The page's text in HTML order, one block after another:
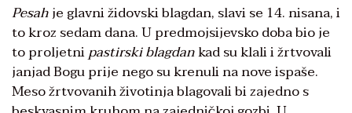
Pesahje glavni židovski blagdan, slavi se 14. nisana, i
to kroz sedam dana. U predmojsijevsko doba bio je
to proljetnipastirski blagdankad su klali i žrtvovali
janjad Bogu prije nego su krenuli na nove ispaše.
Meso žrtvovanih životinja blagovali bi zajedno s